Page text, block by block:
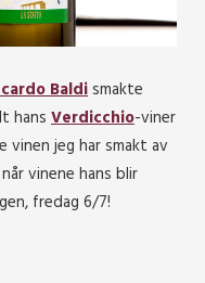
Baldismakte
hans Verdicchio-viner
jeg har smakt av
vinene hans blir
fredag 6/7!